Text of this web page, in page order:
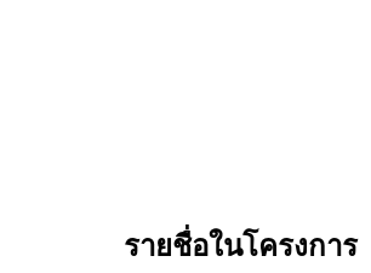
รายชื่อในโครงการ